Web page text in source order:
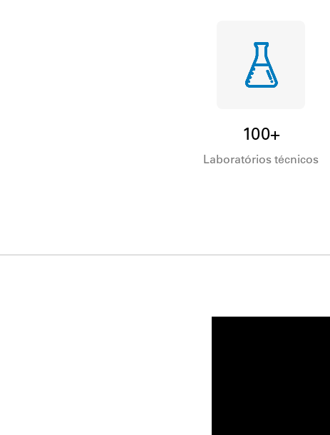
100+
Laboratórios técnicos